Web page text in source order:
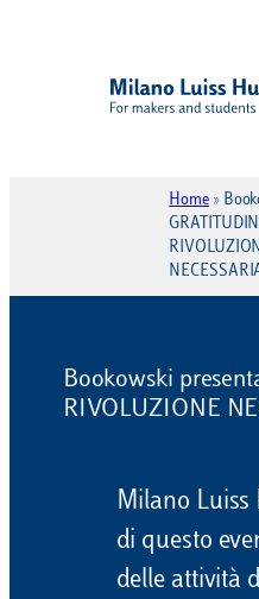
contenuto
Home »
Bookowski
RIVOLUZIONE
Milano Luiss
di questo
delle attività